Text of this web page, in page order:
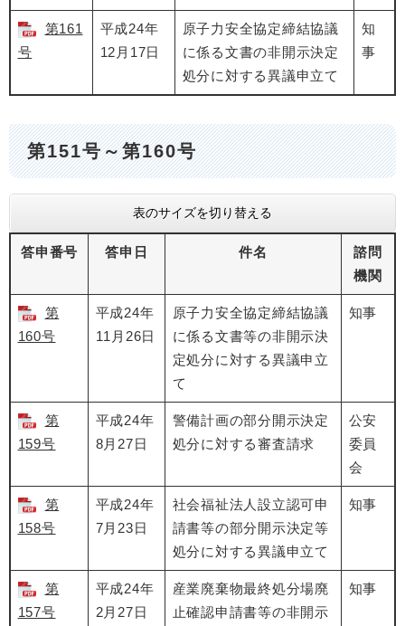
第161
号
平成24年
12月17日
原子力安全協定締結協議
に係る文書の非開示決定
処分に対する異議申立て
知
事
第151号～第160号
表のサイズを切り替える
答申番号 答申日 件名
諮問
機関
第
160号
平成24年
11月26日
原子力安全協定締結協議
に係る文書等の非開示決
定処分に対する異議申立
て
知事
第
159号
平成24年
8月27日
警備計画の部分開示決定
処分に対する審査請求
公安
委員
会
第
158号
平成24年
7月23日
社会福祉法人設立認可申
請書等の部分開示決定等
処分に対する異議申立て
知事
第
157号
平成24年
2月27日
産業廃棄物最終処分場廃
止確認申請書等の非開示
知事